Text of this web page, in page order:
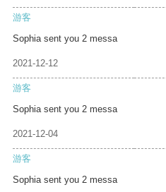
游客
Sophia sent you 2 messa
2021-12-12
游客
Sophia sent you 2 messa
2021-12-04
游客
Sophia sent you 2 messa